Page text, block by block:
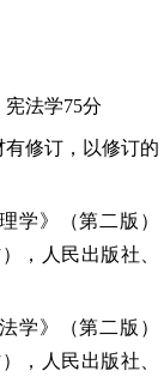
宪法学75分
有修订，以修订的
学》（第二版）
，人民出版社、
学》（第二版）
，人民出版社、